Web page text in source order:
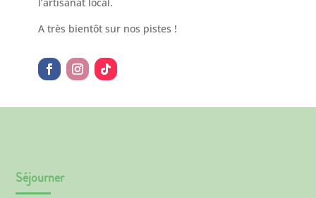
A très bientôt sur nos pistes !
Séjourner